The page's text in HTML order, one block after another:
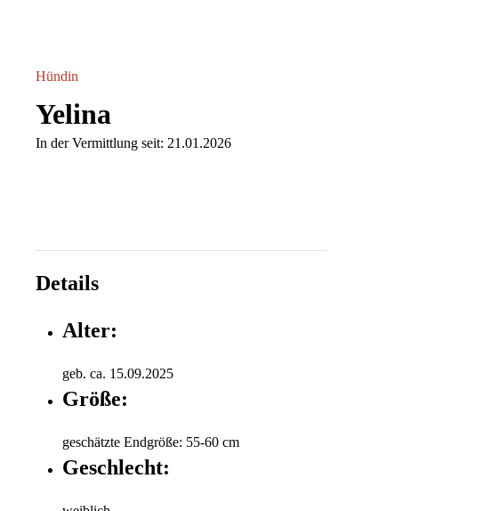
Hündin
Yelina
In der Vermittlung seit: 21.01.2026
Details
Alter:
geb. ca. 15.09.2025
Größe:
geschätzte Endgröße: 55-60 cm
Geschlecht: